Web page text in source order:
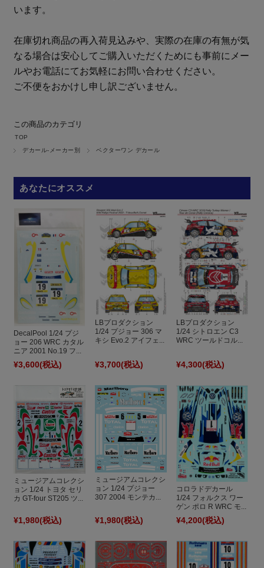
います。
在庫切れ商品の再入荷見込みや、実際の在庫の有無が気
なる場合は安心してご購入いただくためにも事前にメー
ルやお電話にてお気軽にお問い合わせください。
ご不便をおかけし申し訳ございません。
この商品のカテゴリ
TOP
デカール-メーカー別
ベクターワン デカール
あなたにオススメ
DecalPool 1/24 プジ
ョー 206 WRC カタル
ニア 2001 No.19 フ...
¥3,600(税込)
LBプロダクション
1/24 プジョー 306 マ
キシ Evo.2 アイフェ...
¥3,700(税込)
LBプロダクション
1/24 シトロエン C3
WRC ツールドコル...
¥4,300(税込)
ミュージアムコレクシ
ョン 1/24 トヨタ セリ
カ GT-four ST205 ツ...
¥1,980(税込)
ミュージアムコレクシ
ョン 1/24 プジョー
307 2004 モンテカ...
¥1,980(税込)
コロラドデカール
1/24 フォルクス ワー
ゲン ポロ R WRC モ...
¥4,200(税込)